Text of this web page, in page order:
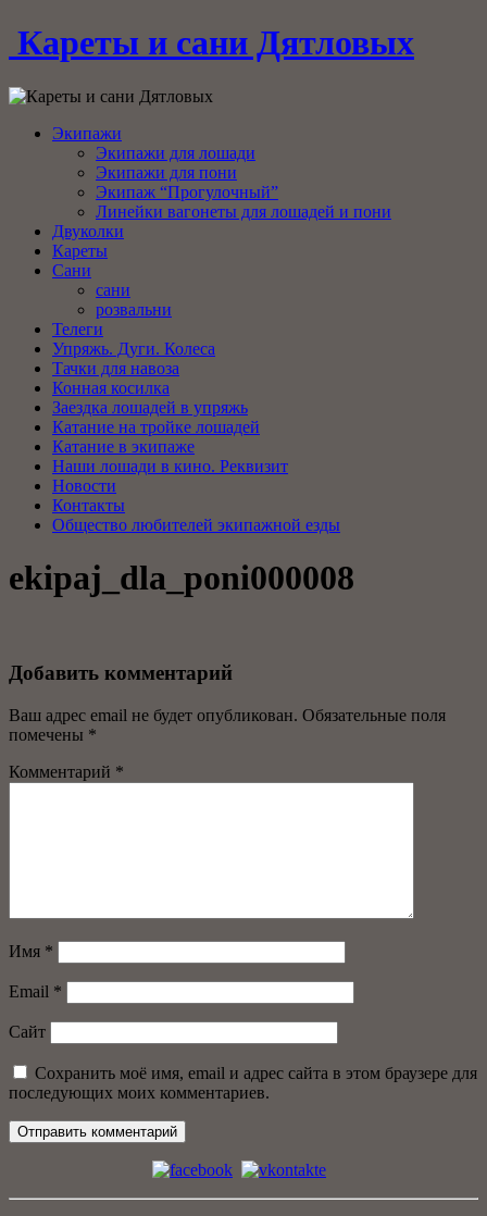
Кареты и сани Дятловых
Экипажи
Экипажи для лошади
Экипажи для пони
Экипаж “Прогулочный”
Линейки вагонеты для лошадей и пони
Двуколки
Кареты
Сани
сани
розвальни
Телеги
Упряжь. Дуги. Колеса
Тачки для навоза
Конная косилка
Заездка лошадей в упряжь
Катание на тройке лошадей
Катание в экипаже
Наши лошади в кино. Реквизит
Новости
Контакты
Общество любителей экипажной езды
ekipaj_dla_poni000008
Добавить комментарий
Ваш адрес email не будет опубликован. Обязательные поля
помечены *
Комментарий *
Имя *
Email *
Сайт
Сохранить моё имя, email и адрес сайта в этом браузере для
последующих моих комментариев.